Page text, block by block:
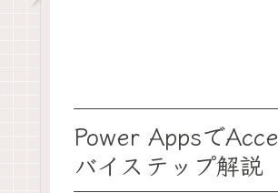
Power Appsで
バイステップ解説